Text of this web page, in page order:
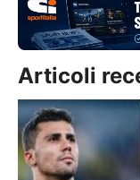
Articoli